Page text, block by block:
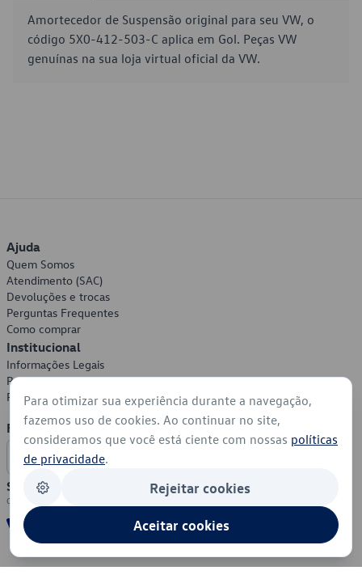
Amortecedor de Suspensão original para seu VW, o
código 5X0-412-503-C aplica em Gol. Peças VW
genuínas na sua loja virtual oficial da VW.
Ajuda
Quem Somos
Atendimento (SAC)
Devoluções e trocas
Perguntas Frequentes
Como comprar
Institucional
Informações Legais
Política de Privacidade
Política de Cookies
Formas de Pagamento
Segurança
Para otimizar sua experiência durante a navegação,
fazemos uso de cookies. Ao continuar no site,
consideramos que você está ciente com nossas políticas
de privacidade.
Rejeitar cookies
Aceitar cookies